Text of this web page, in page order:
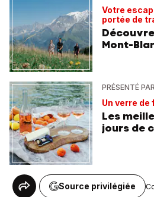
Votre
portée de
Mont-
PRÉSENTÉ
Un verre
Les
jours de
Source privilégiée